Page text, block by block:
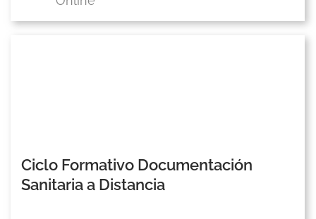
Ciclo Formativo Documentación
Sanitaria a Distancia